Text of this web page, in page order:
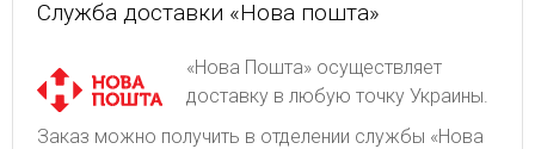
Служба доставки «Нова пошта»
«Нова Пошта» осуществляет
доставку в любую точку Украины.
Заказ можно получить в отделении службы «Нова